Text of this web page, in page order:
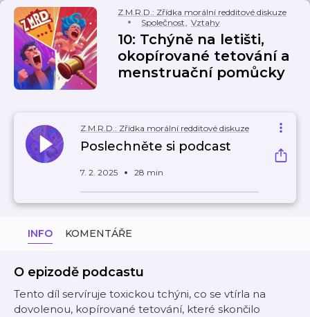
Z.M.R.D.: Zřídka morální redditové diskuze
Společnost, Vztahy
10: Tchýně na letišti,
okopírované tetování a
menstruační pomůcky
Z.M.R.D.: Zřídka morální redditové diskuze
Poslechněte si podcast
7. 2. 2025 28 min
INFO KOMENTÁŘE
O epizodě podcastu
Tento díl servíruje toxickou tchýni, co se vtírla na
dovolenou, kopírované tetování, které skončilo